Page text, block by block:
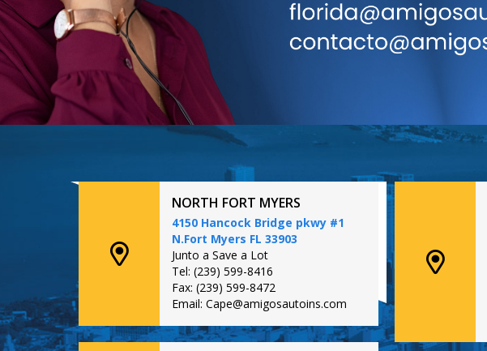
NORTH FORT MYERS
4150 Hancock Bridge pkwy #1
N.Fort Myers FL 33903
Junto a Save a Lot
Tel: (239) 599-8416
Fax: (239) 599-8472
Email: Cape@amigosautoins.com